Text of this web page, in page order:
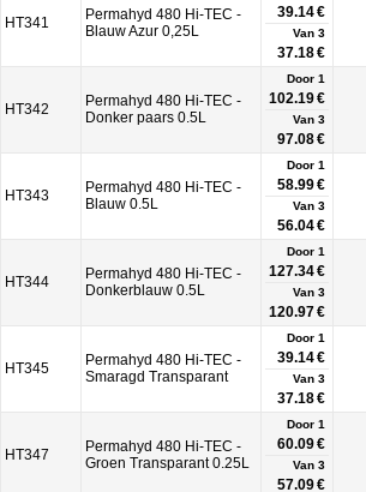
HT341
Permahyd 480 Hi-TEC -
Blauw Azur 0,25L
39.14 €
Van 3
37.18 €
HT342
Permahyd 480 Hi-TEC -
Donker paars 0.5L
Door 1
102.19 €
Van 3
97.08 €
HT343
Permahyd 480 Hi-TEC -
Blauw 0.5L
Door 1
58.99 €
Van 3
56.04 €
HT344
Permahyd 480 Hi-TEC -
Donkerblauw 0.5L
Door 1
127.34 €
Van 3
120.97 €
HT345
Permahyd 480 Hi-TEC -
Smaragd Transparant
Door 1
39.14 €
Van 3
37.18 €
HT347
Permahyd 480 Hi-TEC -
Groen Transparant 0.25L
Door 1
60.09 €
Van 3
57.09 €